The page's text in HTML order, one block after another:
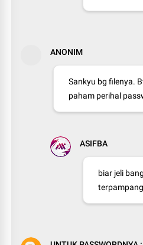
ANONIM
Sankyu bg filenya.
paham perihal
ASIFBA
biar jeli